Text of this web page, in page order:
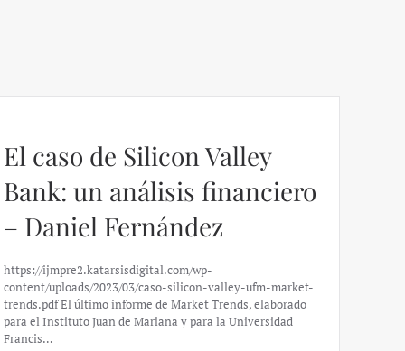
El caso de Silicon Valley
Bank: un análisis financiero
– Daniel Fernández
https://ijmpre2.katarsisdigital.com/wp-
content/uploads/2023/03/caso-silicon-valley-ufm-market-
trends.pdf El último informe de Market Trends, elaborado
para el Instituto Juan de Mariana y para la Universidad
Francis…